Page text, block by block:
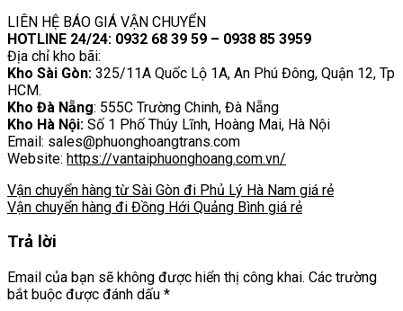
LIÊN HỆ BÁO GIÁ VẬN CHUYỂN
HOTLINE 24/24: 0932 68 39 59 – 0938 85 3959
Địa chỉ kho bãi:
Kho Sài Gòn: 325/11A Quốc Lộ 1A, An Phú Đông, Quận 12, Tp
HCM.
Kho Đà Nẵng: 555C Trường Chinh, Đà Nẵng
Kho Hà Nội: Số 1 Phố Thúy Lĩnh, Hoàng Mai, Hà Nội
Email: sales@phuonghoangtrans.com
Website: https://vantaiphuonghoang.com.vn/
Vận chuyển hàng từ Sài Gòn đi Phủ Lý Hà Nam giá rẻ
Vận chuyển hàng đi Đồng Hới Quảng Bình giá rẻ
Trả lời
Email của bạn sẽ không được hiển thị công khai. Các trường
bắt buộc được đánh dấu *